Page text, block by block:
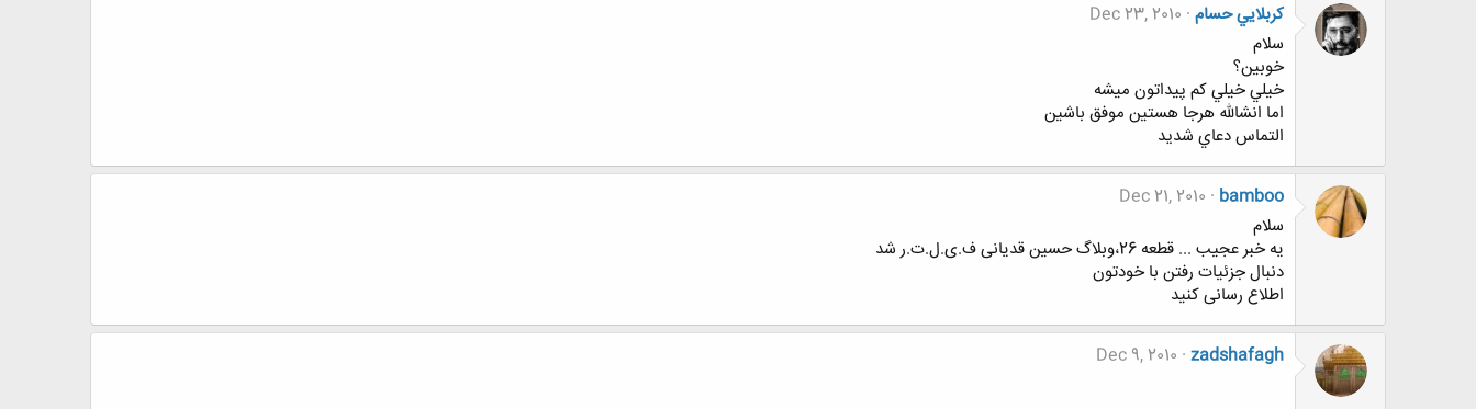
كربلايي حسام Dec 23, 2010
سلام
خوبين؟
خيلي خيلي كم پيداتون ميشه
اما انشالله هرجا هستين موفق باشين
التماس دعاي شديد
bamboo
Dec 21, 2010
سلام
یه خبر عجیب ... قطعه 26،وبلاگ حسین قدیانی ف.ی.ل.ت.ر شد
دنبال جزئیات رفتن با خودتون
اطلاع رسانی کنید
zadshafagh
Dec 9, 2010